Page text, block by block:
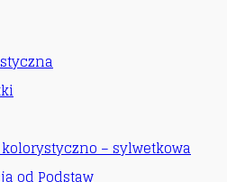
– sylwetkowa
od Podstaw